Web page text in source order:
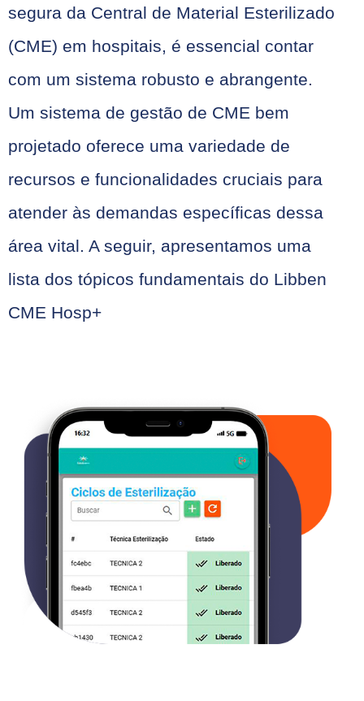
segura da Central de Material Esterilizado
(CME) em hospitais, é essencial contar
com um sistema robusto e abrangente.
Um sistema de gestão de CME bem
projetado oferece uma variedade de
recursos e funcionalidades cruciais para
atender às demandas específicas dessa
área vital. A seguir, apresentamos uma
lista dos tópicos fundamentais do Libben
CME Hosp+